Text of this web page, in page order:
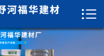
 网站首页
关于我们
